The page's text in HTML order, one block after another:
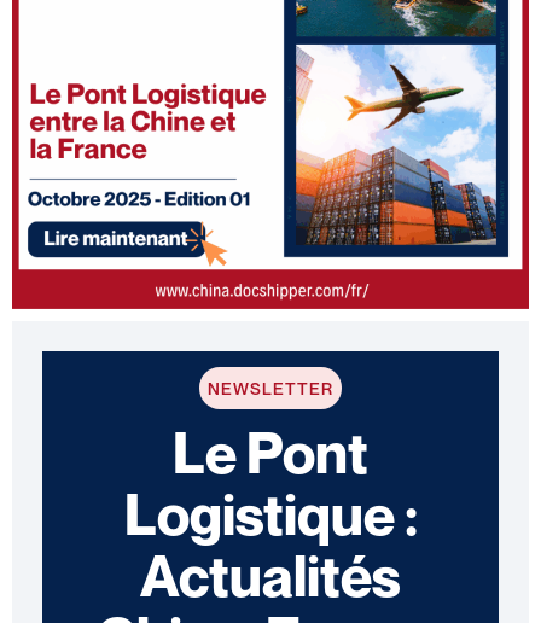
NEWSLETTER
Le Pont
Logistique :
Actualités